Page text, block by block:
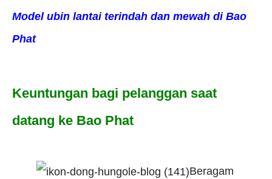
Model ubin lantai terindah dan mewah di Bao
Phat
Keuntungan bagi pelanggan saat
datang ke Bao Phat
Beragam